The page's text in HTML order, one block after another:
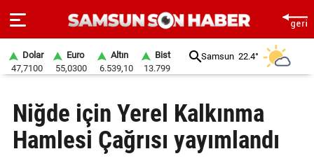
SAYFA
SAMSUN
Dolar
47,7100
Euro
55,0300
Altın
6.539,10
Bist
13.799
Samsun 22.4°
Niğde için Yerel Kalkınma
Hamlesi Çağrısı yayımlandı